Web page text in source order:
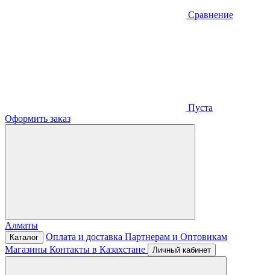
Сравнение
Пуста
Оформить заказ
Алматы
Каталог Оплата и доставка Партнерам и Оптовикам
Магазины Контакты в Казахстане Личный кабинет